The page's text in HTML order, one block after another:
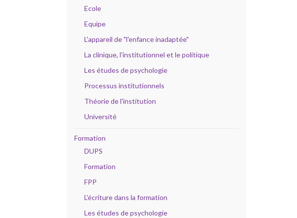
Ecole
Equipe
L'appareil de "l'enfance inadaptée"
La clinique, l'institutionnel et le politique
Les études de psychologie
Processus institutionnels
Théorie de l'institution
Université
Formation
DUPS
Formation
FPP
L'écriture dans la formation
Les études de psychologie